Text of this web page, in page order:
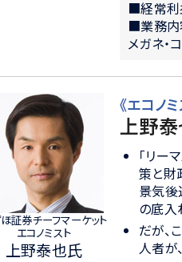
■経常
■業務内
メガネ・
証券チーフマーケット
エコノミスト
上野泰也氏
《エコノ
上野泰
「リー
策と財
景気後
の底入
だが、
人者が